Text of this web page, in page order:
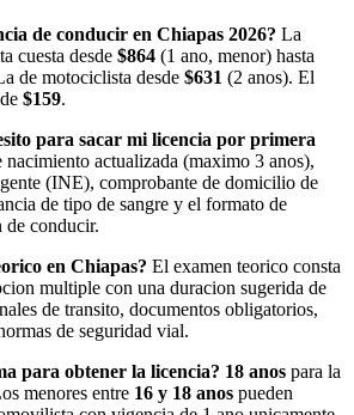
de conducir en Chiapas 2026? La
cuesta desde $864 (1 ano, menor) hasta
de motociclista desde $631 (2 anos). El
$159.
para sacar mi licencia por primera
nacimiento actualizada (maximo 3 anos),
(INE), comprobante de domicilio de
de tipo de sangre y el formato de
de conducir.
en Chiapas? El examen teorico consta
multiple con una duracion sugerida de
de transito, documentos obligatorios,
de seguridad vial.
para obtener la licencia? 18 anos para la
menores entre 16 y 18 anos pueden